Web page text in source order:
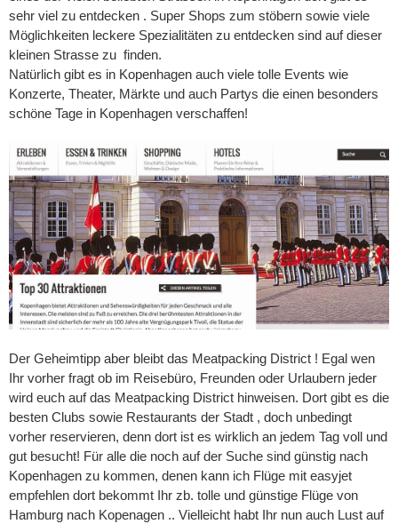
sehr viel zu entdecken . Super Shops zum stöbern sowie viele
Möglichkeiten leckere Spezialitäten zu entdecken sind auf dieser
kleinen Strasse zu finden.
Natürlich gibt es in Kopenhagen auch viele tolle Events wie
Konzerte, Theater, Märkte und auch Partys die einen besonders
schöne Tage in Kopenhagen verschaffen!
Der Geheimtipp aber bleibt das Meatpacking District ! Egal wen
Ihr vorher fragt ob im Reisebüro, Freunden oder Urlaubern jeder
wird euch auf das Meatpacking District hinweisen. Dort gibt es die
besten Clubs sowie Restaurants der Stadt , doch unbedingt
vorher reservieren, denn dort ist es wirklich an jedem Tag voll und
gut besucht! Für alle die noch auf der Suche sind günstig nach
Kopenhagen zu kommen, denen kann ich Flüge mit easyjet
empfehlen dort bekommt Ihr zb. tolle und günstige Flüge von
Hamburg nach Kopenagen .. Vielleicht habt Ihr nun auch Lust auf